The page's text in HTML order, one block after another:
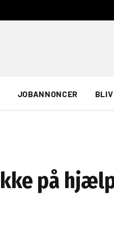
JOBANNONCER
på